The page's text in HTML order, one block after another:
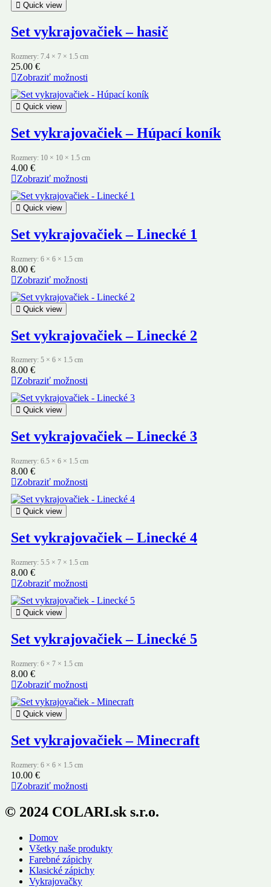
Quick view
Set vykrajovačiek – hasič
Rozmery: 7.4 × 7 × 1.5 cm
25.00 €
Zobraziť možnosti
Quick view
Set vykrajovačiek – Húpací koník
Rozmery: 10 × 10 × 1.5 cm
4.00 €
Zobraziť možnosti
Quick view
Set vykrajovačiek – Linecké 1
Rozmery: 6 × 6 × 1.5 cm
8.00 €
Zobraziť možnosti
Quick view
Set vykrajovačiek – Linecké 2
Rozmery: 5 × 6 × 1.5 cm
8.00 €
Zobraziť možnosti
Quick view
Set vykrajovačiek – Linecké 3
Rozmery: 6.5 × 6 × 1.5 cm
8.00 €
Zobraziť možnosti
Quick view
Set vykrajovačiek – Linecké 4
Rozmery: 5.5 × 7 × 1.5 cm
8.00 €
Zobraziť možnosti
Quick view
Set vykrajovačiek – Linecké 5
Rozmery: 6 × 7 × 1.5 cm
8.00 €
Zobraziť možnosti
Quick view
Set vykrajovačiek – Minecraft
Rozmery: 6 × 6 × 1.5 cm
10.00 €
Zobraziť možnosti
© 2024 COLARI.sk s.r.o.
Domov
Všetky naše produkty
Farebné zápichy
Klasické zápichy
Vykrajovačky